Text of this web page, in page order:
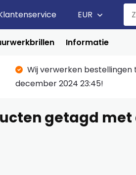
EUR
Informatie
Wij verwerken
december 2024 23:45!
getagd